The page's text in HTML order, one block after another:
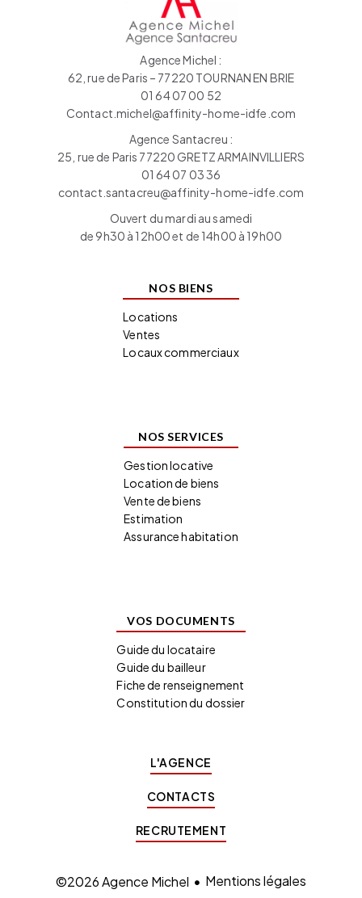
Agence Michel :
62, rue de Paris – 77220 TOURNAN EN BRIE
01 64 07 00 52
Contact.michel@affinity-home-idfe.com
Agence Santacreu :
25, rue de Paris 77220 GRETZ ARMAINVILLIERS
01 64 07 03 36
contact.santacreu@affinity-home-idfe.com
Ouvert du mardi au samedi
de 9h30 à 12h00 et de 14h00 à 19h00
NOS BIENS
Locations
Ventes
Locaux commerciaux
NOS SERVICES
Gestion locative
Location de biens
Vente de biens
Estimation
Assurance habitation
VOS DOCUMENTS
Guide du locataire
Guide du bailleur
Fiche de renseignement
Constitution du dossier
L'AGENCE
CONTACTS
RECRUTEMENT
©2026 Agence Michel
Mentions légales